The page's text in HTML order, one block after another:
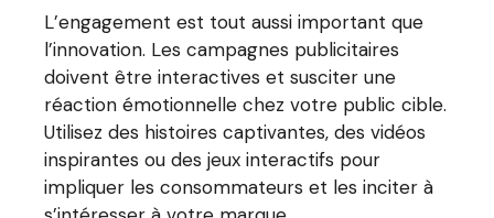
L’engagement est tout aussi important que
l’innovation. Les campagnes publicitaires
doivent être interactives et susciter une
réaction émotionnelle chez votre public cible.
Utilisez des histoires captivantes, des vidéos
inspirantes ou des jeux interactifs pour
impliquer les consommateurs et les inciter à